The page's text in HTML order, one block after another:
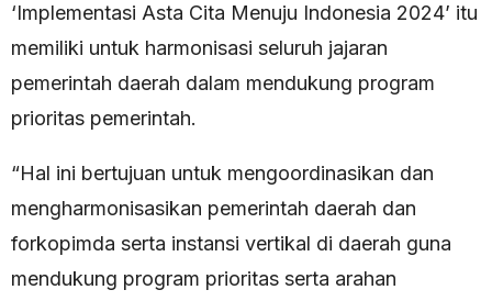
‘Implementasi Asta Cita Menuju Indonesia 2024’ itu
memiliki untuk harmonisasi seluruh jajaran
pemerintah daerah dalam mendukung program
prioritas pemerintah.
“Hal ini bertujuan untuk mengoordinasikan dan
mengharmonisasikan pemerintah daerah dan
forkopimda serta instansi vertikal di daerah guna
mendukung program prioritas serta arahan